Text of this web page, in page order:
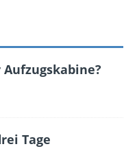
Tage